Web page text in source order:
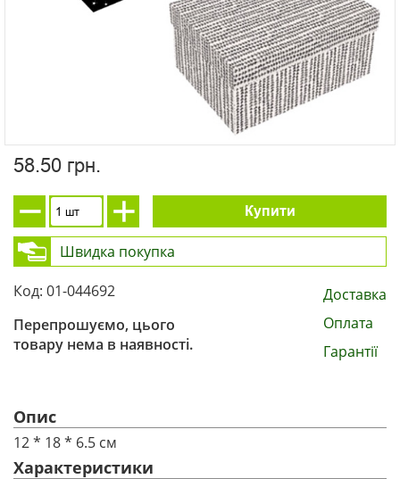
58.50 грн.
Купити
Швидка покупка
Код: 01-044692
Перепрошуємо, цього
товару нема в наявності.
Доставка
Оплата
Гарантії
Опис
12 * 18 * 6.5 см
Характеристики